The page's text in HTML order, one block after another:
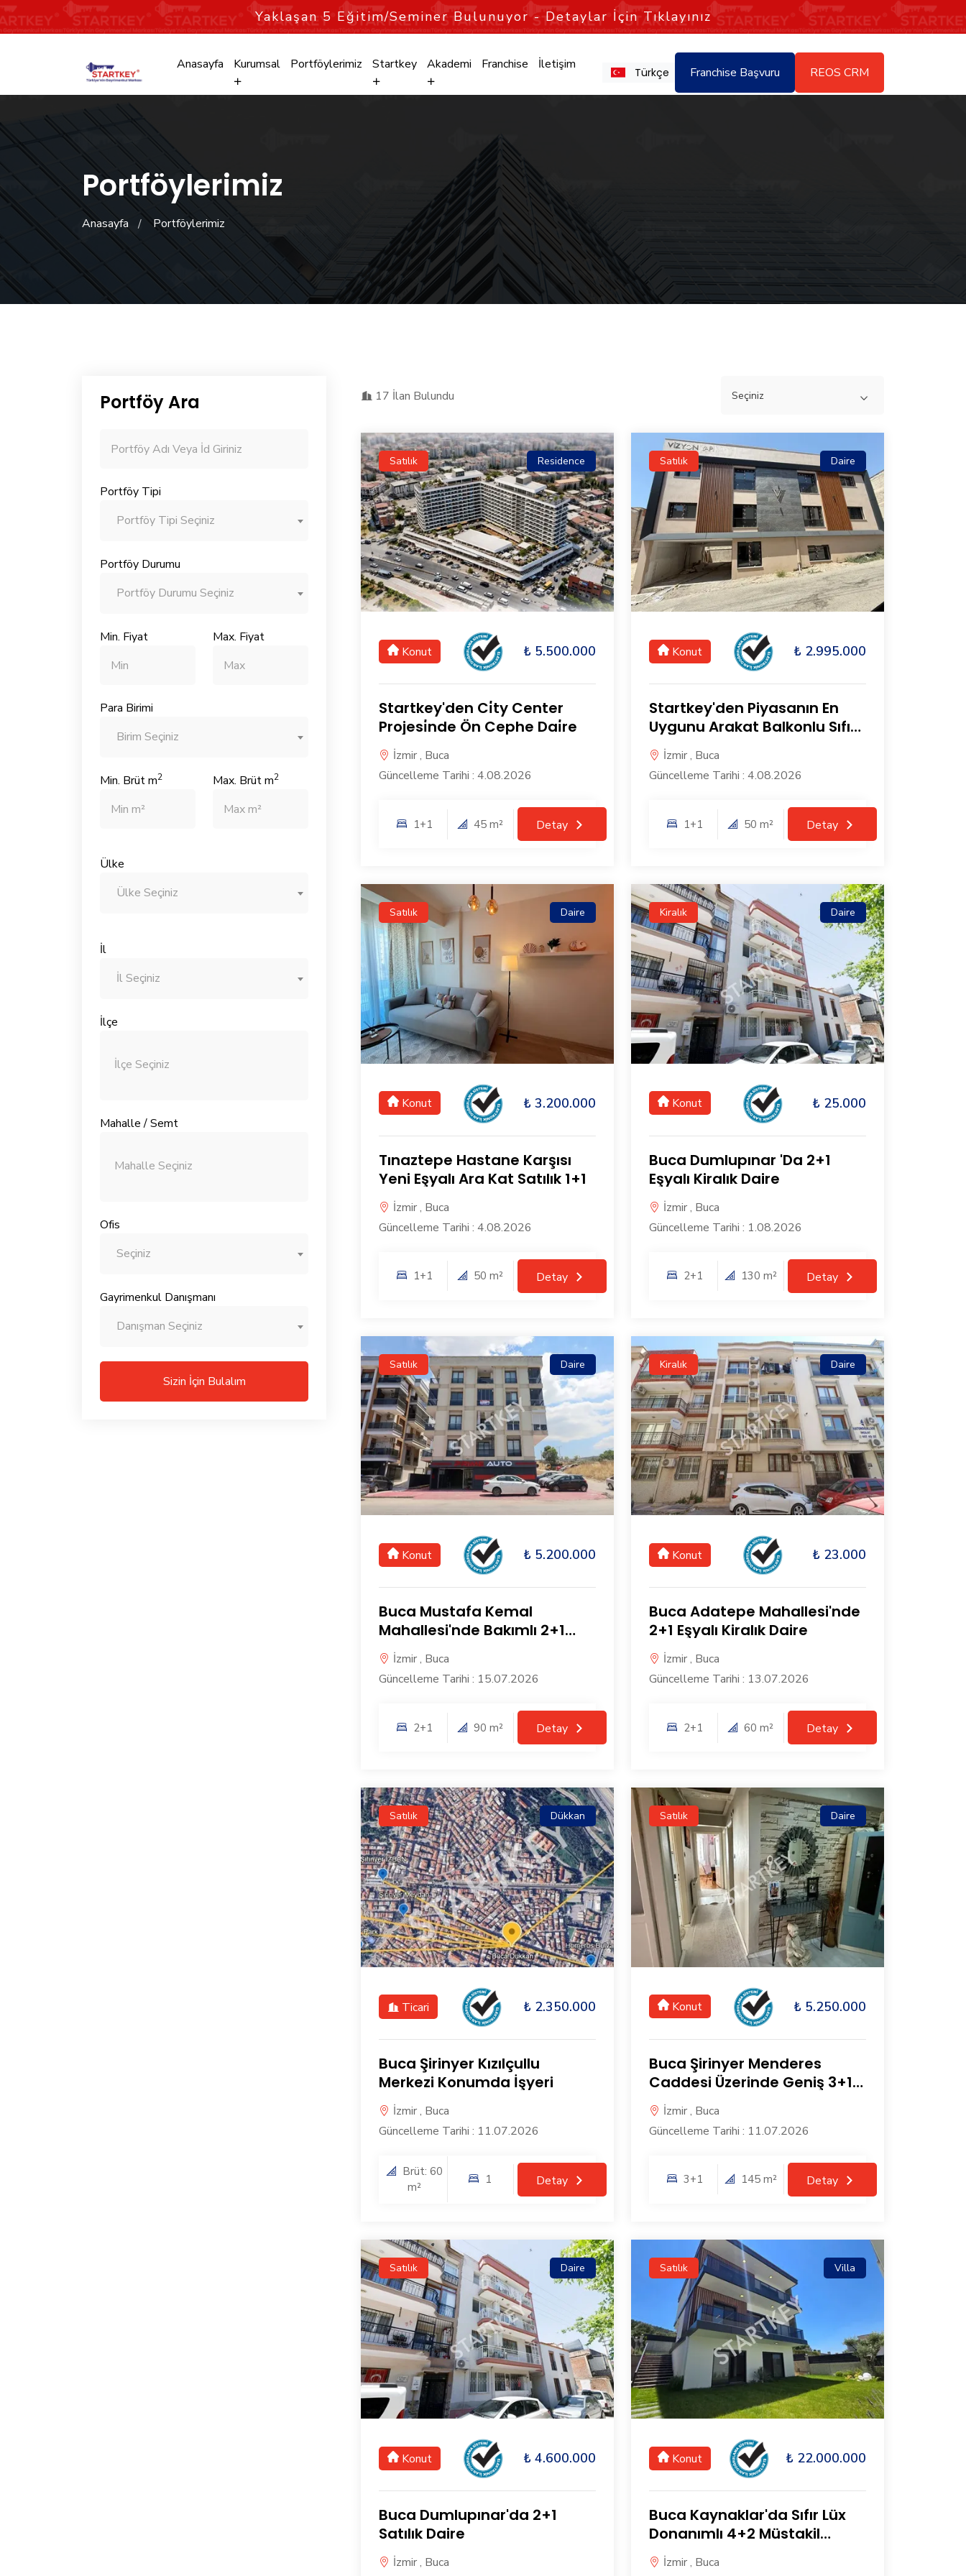
Yaklaşan5 Eğitim/Seminer Bulunuyor - Detaylar İçin Tıklayınız
Anasayfa Kurumsal Portföylerimiz Startkey Akademi Franchise İletişim
Türkçe Franchise Başvuru REOS CRM
Portföylerimiz
Anasayfa Portföylerimiz
Portföy Ara
Portföy Tipi
Portföy Tipi Seçiniz
Portföy Durumu
Portföy Durumu Seçiniz
Min. Fiyat Max. Fiyat
Para Birimi
Birim Seçiniz
Min. Brüt m2 Max. Brüt m2
Ülke
Ülke Seçiniz
İl
İl Seçiniz
İlçe
Mahalle / Semt
Ofis
Seçiniz
Gayrimenkul Danışmanı
Danışman Seçiniz
Sizin İçin Bulalım
17 İlan Bulundu
Satılık Residence
Konut ₺ 5.500.000
Startkey'den Ci̇ty Center
Projesi̇nde Ön Cephe Dai̇re
İzmir , Buca
Güncelleme Tarihi : 4.08.2026
1+1 45 m² Detay
Satılık Daire
Konut ₺ 2.995.000
Startkey'den Piyasanın En
Uygunu Arakat Balkonlu Sıfır
Daireİzmir , Buca
Güncelleme Tarihi : 4.08.2026
1+1 50 m² Detay
Satılık Daire
Konut ₺ 3.200.000
Tınaztepe Hastane Karşısı
Yeni Eşyalı Ara Kat Satılık 1+1
İzmir , Buca
Güncelleme Tarihi : 4.08.2026
1+1 50 m² Detay
Kiralık Daire
Konut ₺ 25.000
Buca Dumlupınar 'Da 2+1
Eşyalı Kiralık Daire
İzmir , Buca
Güncelleme Tarihi : 1.08.2026
2+1 130 m² Detay
Satılık Daire
Konut ₺ 5.200.000
Buca Mustafa Kemal
Mahallesi'nde Bakımlı 2+1
Satılık Daire
İzmir , Buca
Güncelleme Tarihi : 15.07.2026
2+1 90 m² Detay
Kiralık Daire
Konut ₺ 23.000
Buca Adatepe Mahallesi'nde
2+1 Eşyalı Kiralık Daire
İzmir , Buca
Güncelleme Tarihi : 13.07.2026
2+1 60 m² Detay
Satılık Dükkan
Ticari ₺ 2.350.000
Buca Şirinyer Kızılçullu
Merkezi Konumda İşyeri
İzmir , Buca
Güncelleme Tarihi : 11.07.2026
Brüt: 60
m²
1 Detay
Satılık Daire
Konut ₺ 5.250.000
Buca Şirinyer Menderes
Caddesi Üzerinde Geniş 3+1
Köşe Daire
İzmir , Buca
Güncelleme Tarihi : 11.07.2026
3+1 145 m² Detay
Satılık Daire
Konut ₺ 4.600.000
Buca Dumlupınar'da 2+1
Satılık Daire
İzmir , Buca
Satılık Villa
Konut ₺ 22.000.000
Buca Kaynaklar'da Sıfır Lüx
Donanımlı 4+2 Müstakil
Bahçeli Villa
İzmir , Buca